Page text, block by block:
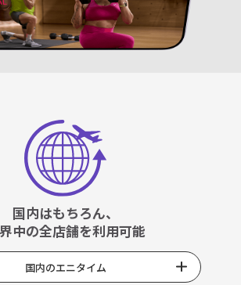
国内はもちろん、
中の全店舗を利用可能
国内のエニタイム